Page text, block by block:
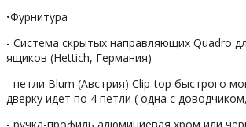
•Фурнитура
- Система скрытых направляющих Quadro
ящиков (Hettich, Германия)
- петли Blum (Австрия) Clip-top быстрого
дверку идет по 4 петли ( одна с